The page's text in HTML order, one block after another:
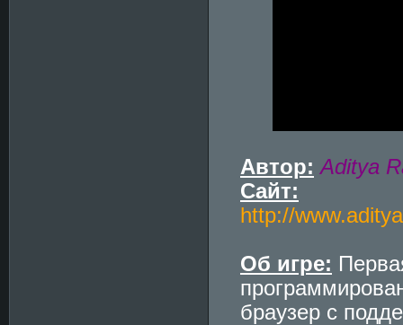
Автор: Aditya
Сайт:
http://
Об игре:
браузер с